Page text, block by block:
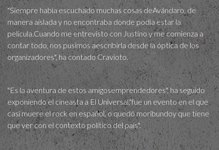
"Siempre había escuchado muchas cosas deAvándaro, de
manera aislada y no encontraba dónde podía estar la
película.Cuando me entrevisto con Justino y me comienza a
contar todo, nos pusimos aescribirla desde la óptica de los
organizadores", ha contado Cravioto.
"Es la aventura de estos amigosemprendedores", ha seguido
exponiendo el cineasta a El Universal,"fue un evento en el que
casi muere el rock en español, o quedó moribundoy que tiene
que ver con el contexto político del país".